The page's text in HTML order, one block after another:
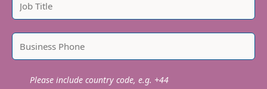
Please include country code, e.g. +44